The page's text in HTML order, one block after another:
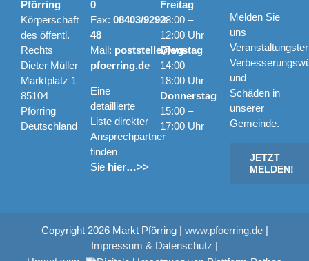
Pförring
Körperschaft
des öffentl.
Rechts
Dieter Müller
Marktplatz 1
85104
Pförring
Deutschland
0
Fax: 08403/9292-
48
Mail: poststelle@vg-
pfoerring.de
Eine
detaillierte
Liste direkter
Ansprechpartner
finden
Sie hier…>>
Freitag
08:00 –
12:00 Uhr
Dienstag
14:00 –
18:00 Uhr
Donnerstag
15:00 –
17:00 Uhr
Melden Sie
uns
und
Schäden in
unserer
Gemeinde.
JETZT
MELDEN!
Copyright 2026 Markt Pförring | www.pfoerring.de|
Impressum & Datenschutz |